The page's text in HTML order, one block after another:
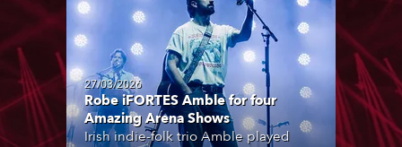
27/03/2026
Robe iFORTES Amble for four
Amazing Arena Shows
Irish indie-folk trio Amble played